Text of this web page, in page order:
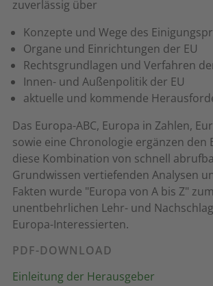
zuverlässig über
Konzepte und Wege des
Organe und Einrichtungen der EU
Rechtsgrundlagen und Verfahren
Innen- und Außenpolitik der EU
aktuelle und kommende
Das Europa-ABC, Europa in Zahlen,
sowie eine Chronologie ergänzen den
diese Kombination von schnell
Grundwissen vertiefenden Analysen
Fakten wurde "Europa von A bis Z" zum
unentbehrlichen Lehr- und
Europa-Interessierten.
PDF-DOWNLOAD
Einleitung der Herausgeber